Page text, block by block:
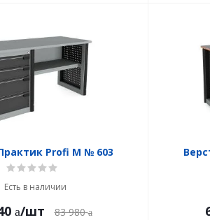
Profi M № 603
Есть в наличии
/шт 83 980